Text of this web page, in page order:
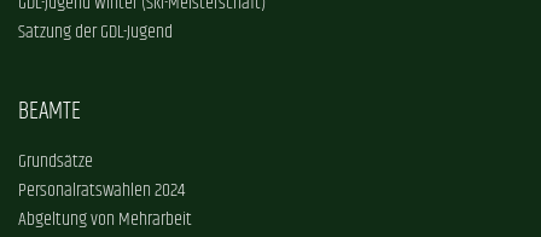
Satzung der GDL-Jugend
BEAMTE
Grundsätze
Personalratswahlen 2024
Abgeltung von Mehrarbeit